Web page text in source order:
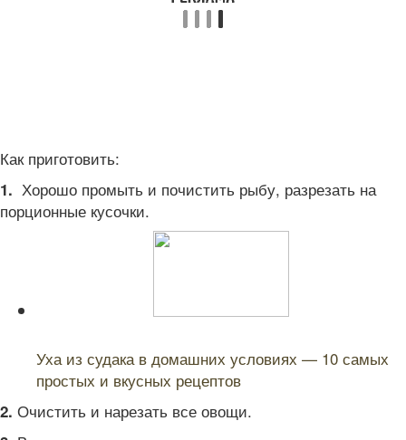
Как приготовить:
1. Хорошо промыть и почистить рыбу, разрезать на
порционные кусочки.
Уха из судака в домашних условиях — 10 самых
простых и вкусных рецептов
2. Очистить и нарезать все овощи.